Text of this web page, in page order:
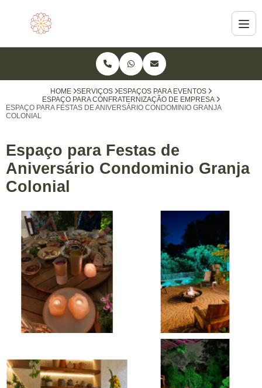
HOME SERVIÇOS
ESPAÇOS PARA EVENTOS
ESPAÇO PARA CONFRATERNIZAÇÃO DE EMPRESA
ESPAÇO PARA FESTAS DE ANIVERSÁRIO CONDOMINIO GRANJA
COLONIAL
Espaço para Festas de
Aniversário Condominio Granja
Colonial